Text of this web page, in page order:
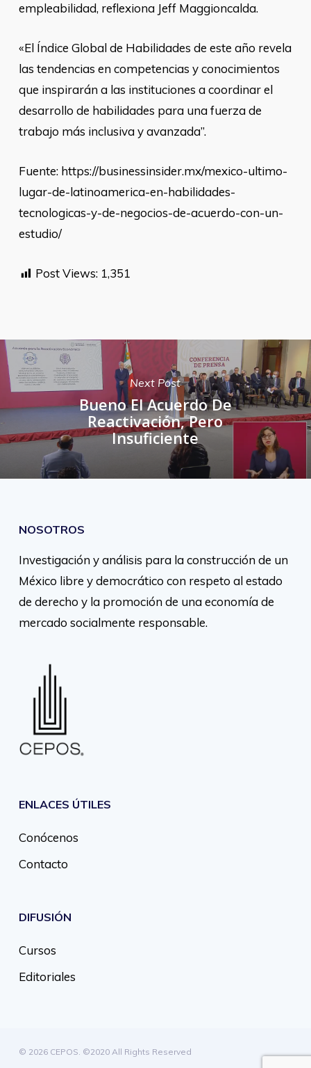
empleabilidad, reflexiona Jeff Maggioncalda.
«El Índice Global de Habilidades de este año revela
las tendencias en competencias y conocimientos
que inspirarán a las instituciones a coordinar el
desarrollo de habilidades para una fuerza de
trabajo más inclusiva y avanzada”.
Fuente: https://businessinsider.mx/mexico-ultimo-
lugar-de-latinoamerica-en-habilidades-
tecnologicas-y-de-negocios-de-acuerdo-con-un-
estudio/
Post Views: 1,351
Next Post
Bueno El Acuerdo De
Reactivación, Pero
Insuficiente
NOSOTROS
Investigación y análisis para la construcción de un
México libre y democrático con respeto al estado
de derecho y la promoción de una economía de
mercado socialmente responsable.
ENLACES ÚTILES
Conócenos
Contacto
DIFUSIÓN
Cursos
Editoriales
© 2026 CEPOS. ©2020 All Rights Reserved